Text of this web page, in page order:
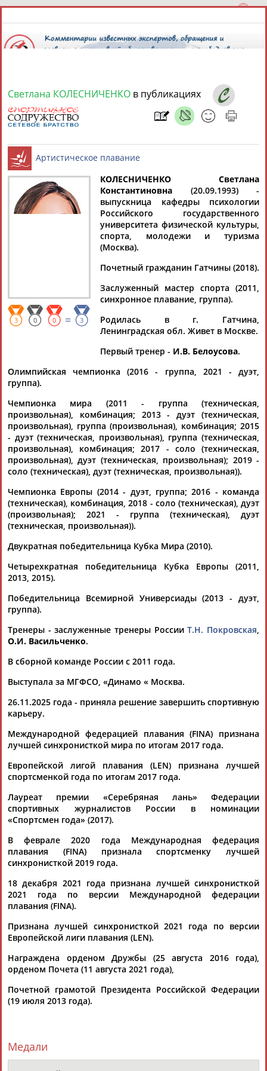
9 августа 2026 года,12:56
СПОРТСМЕНЫ, ТРЕНЕРЫ И СПЕЦИАЛИСТЫ
Найдено: 13181персон Расширенный поиск
АБАИМОВА
Мария
АБАКУМОВА
АБАЛАКИНА
Дмитрий
Тамилла
АБАСОВА
Рамазан
АБАЧАРАЕВ
Ростом
АБАШИДЗЕ
Флюра
АББАТЕ-
БУЛАТОВА
АББЯСОВА
АБДИКАРИМОВА
Артур
АБДРАХМАНОВ
АБДРАХМАНОВАБДРАХМАНОВААБДУВАЛИЕВ
АБДУЛАЕВ
Рамазан
АБДУЛАЕВ
АБДУЛАЕВ
Камиль
АБДУЛБЕКОВ
Камалудин
АБДУЛДАУДОВ
Абдула
АБДУЛЖАЛИЛОВ
Магомед
АБДУЛКАГИРОВ
Назир
АБДУЛЛАЕВ
24 персон из 13181
ЕЩЁ ПЕРСОНЫ
ТАБЛО АКТИВНОСТИ
ЦЕЛИ ПРОЕКТА КОНТАКТЫ НАШИ КНОПКИ РЕКЛАМА
Вопросы сотрудничества и совместной деятельности
© Стадион, 1998-2026
Светлана КОЛЕСНИЧЕНКО в публикациях
Артистическое плавание
3 0 0 = 3
КОЛЕСНИЧЕНКО Светлана
Константиновна (20.09.1993) -
выпускница кафедры психологии
Российского государственного
университета физической культуры,
спорта, молодежи и туризма
(Москва).
Почетный гражданин Гатчины (2018).
Заслуженный мастер спорта (2011,
синхронное плавание, группа).
Родилась в г. Гатчина,
Ленинградская обл. Живет в Москве.
Первый тренер - И.В. Белоусова.
Олимпийская чемпионка (2016 - группа, 2021 - дуэт,
группа).
Чемпионка мира (2011 - группа (техническая,
произвольная), комбинация; 2013 - дуэт (техническая,
произвольная), группа (произвольная), комбинация; 2015
- дуэт (техническая, произвольная), группа (техническая,
произвольная), комбинация; 2017 - соло (техническая,
произвольная), дуэт (техническая, произвольная); 2019 -
соло (техническая), дуэт (техническая, произвольная)).
Чемпионка Европы (2014 - дуэт, группа; 2016 - команда
(техническая), комбинация, 2018 - соло (техническая), дуэт
(произвольная); 2021 - группа (техническая), дуэт
(техническая, произвольная)).
Двукратная победительница Кубка Мира (2010).
Четырехкратная победительница Кубка Европы (2011,
2013, 2015).
Победительница Всемирной Универсиады (2013 - дуэт,
группа).
Тренеры - заслуженные тренеры РоссииТ.Н. Покровская,
О.И. Васильченко.
В сборной команде России с 2011 года.
Выступала за МГФСО, «Динамо « Москва.
26.11.2025 года - приняла решение завершить спортивную
карьеру.
Международной федерацией плавания (FINA) признана
лучшей синхронисткой мира по итогам 2017 года.
Европейской лигой плавания (LEN) признана лучшей
спортсменкой года по итогам 2017 года.
Лауреат премии «Серебряная лань» Федерации
спортивных журналистов России в номинации
«Спортсмен года» (2017).
В феврале 2020 года Международная федерация
плавания (FINA) признала спортсменку лучшей
синхронисткой 2019 года.
18 декабря 2021 года признана лучшей синхронисткой
2021 года по версии Международной федерации
плавания (FINA).
Признана лучшей синхронисткой 2021 года по версии
Европейской лиги плавания (LEN).
Награждена орденом Дружбы (25 августа 2016 года),
орденом Почета (11 августа 2021 года),
Почетной грамотой Президента Российской Федерации
(19 июля 2013 года).
Медали